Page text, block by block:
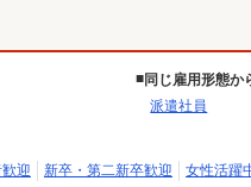
同じ雇用形態か
派遣社員
迎 新卒・第二新卒歓迎 女性活躍